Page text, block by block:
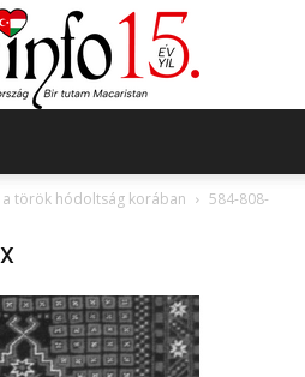
török hódoltság korában
584-808-